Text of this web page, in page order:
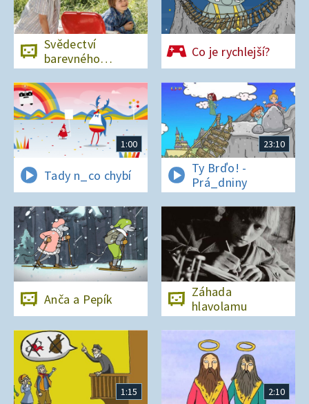
Svědectví
barevného
ostrova
Co je rychlejší?
1:00
Tady n_co chybí
23:10
Ty Brďo! -
Prá_dniny
Anča a Pepík
Záhada
hlavolamu
1:15 2:10